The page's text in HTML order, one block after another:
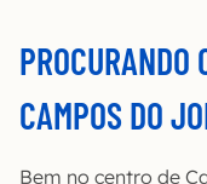
PROCURANDO
CAMPOS DO
Bem no centro de